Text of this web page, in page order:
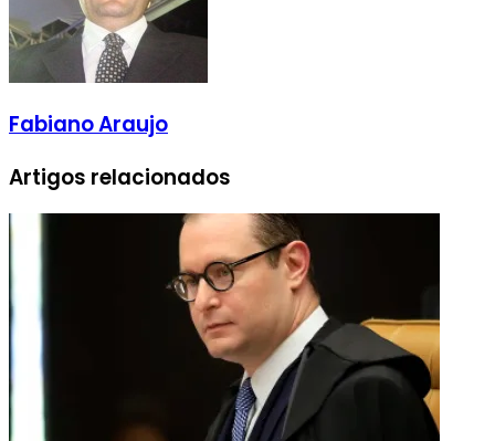
Fabiano Araujo
Artigos relacionados